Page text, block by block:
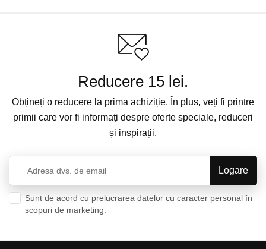
Reducere 15 lei.
Obțineți o reducere la prima achiziție. În plus, veți fi printre
primii care vor fi informați despre oferte speciale, reduceri
și inspirații.
Sunt de acord cu prelucrarea datelor cu caracter personal în
scopuri de marketing.